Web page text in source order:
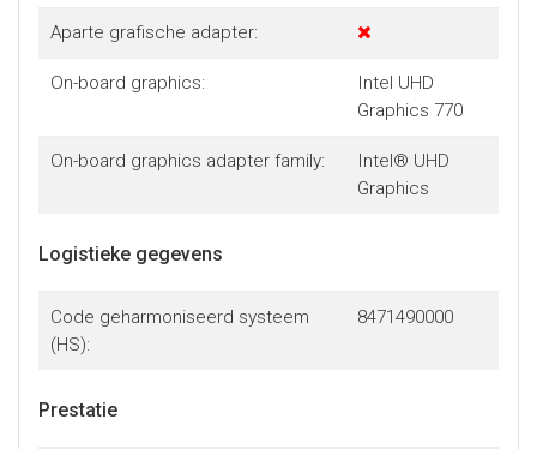
Aparte grafische adapter:
On-board graphics:
Intel UHD
Graphics 770
On-board graphics adapter family:
Intel® UHD
Graphics
Logistieke gegevens
Code geharmoniseerd systeem
(HS):
8471490000
Prestatie